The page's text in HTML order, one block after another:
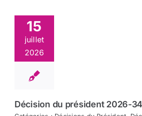
15
juillet
2026
Décision du président 2026-34